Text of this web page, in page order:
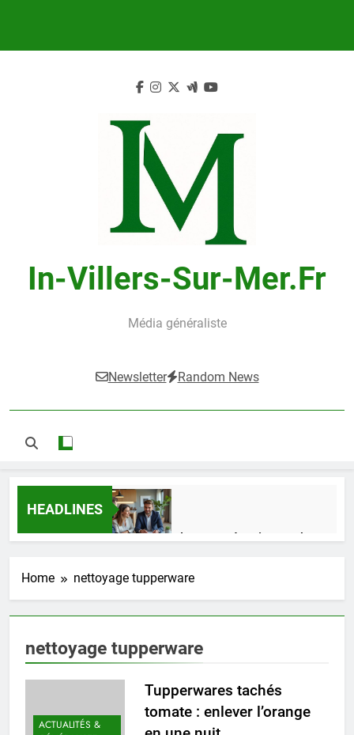
In-Villers-Sur-Mer.fr
Média généraliste
Newsletter Random News
HEADLINES
Guide complet pour réussir un achat
2 Semaines Ago
impact dans le domaine médical
4 Mois Ago
Quel est le salaire de Myriam Seurat en
Home nettoyage tupperware
nettoyage tupperware
ACTUALITÉS &
Tupperwares tachés
tomate : enlever l’orange